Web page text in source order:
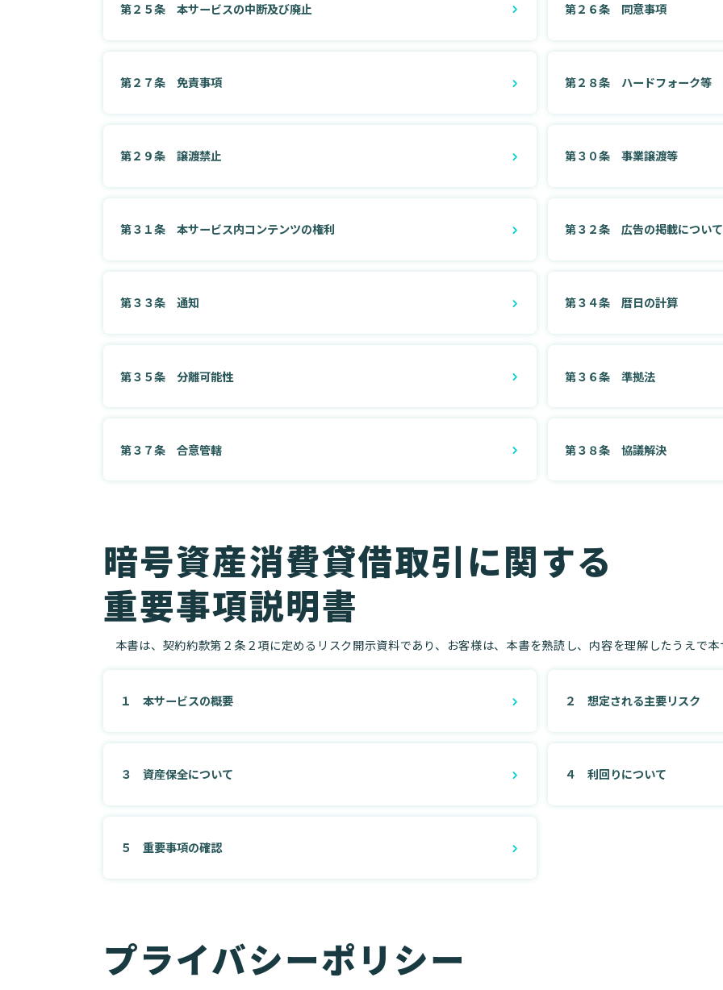
第２５条 本サービスの中断及び廃止 第２６条 同意事項
第２７条 免責事項 第２８条 ハードフォーク等
第２９条 譲渡禁止 第３０条 事業譲渡等
第３１条 本サービス内コンテンツの権利 第３２条 広告の掲載について
第３３条 通知 第３４条 暦日の計算
第３５条 分離可能性 第３６条 準拠法
第３７条 合意管轄 第３８条 協議解決
暗号資産消費貸借取引に関する
重要事項説明書
本書は、契約約款第２条２項に定めるリスク開示資料であり、お客様は、本書を熟読し、内容を理解したうえで
１ 本サービスの概要 ２ 想定される主要リスク
３ 資産保全について ４ 利回りについて
５ 重要事項の確認
プライバシーポリシー